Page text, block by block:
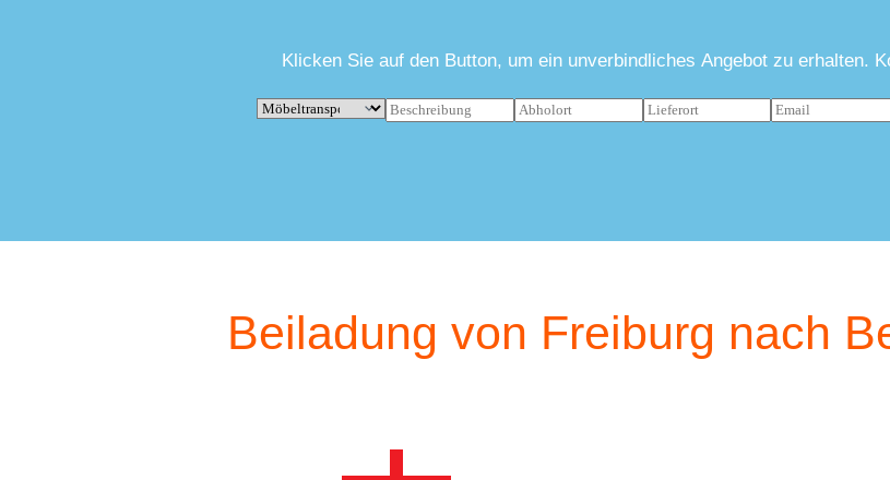
Klicken Sie auf den Button, um ein unverbindliches Angebot zu erhalten.
Beiladung von Freiburg nach